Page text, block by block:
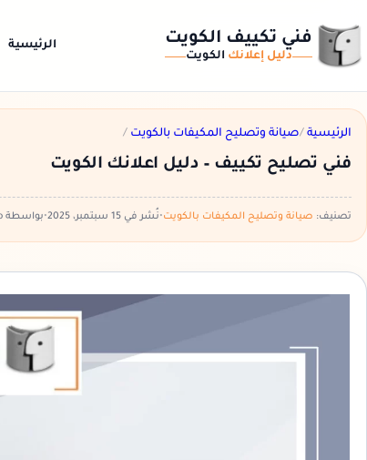
فني تكييف الكويت
دليل إعلانك الكويت
الرئيسية
الرئيسية /صيانة وتصليح المكيفات بالكويت /
فني تصليح تكييف – دليل اعلانك الكويت
تصنيف: صيانة وتصليح المكيفات بالكويت•نُشر في 15 سبتمبر، 2025 •بواسطة teamworkseo